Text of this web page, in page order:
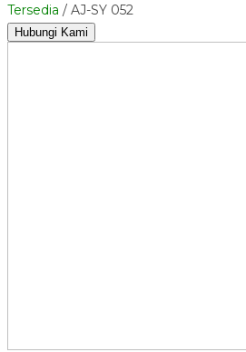
Tersedia / AJ-SY 052
Hubungi Kami